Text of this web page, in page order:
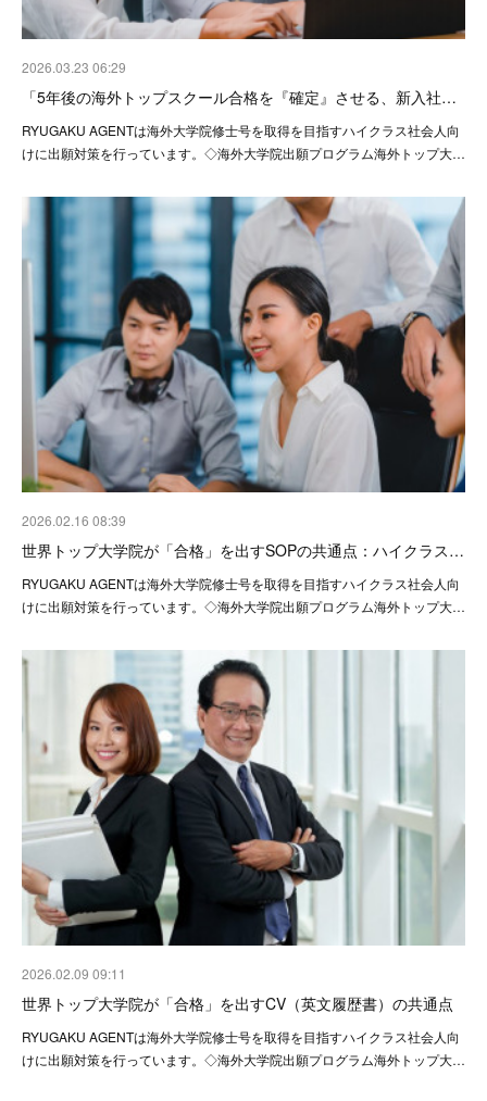
2026.03.23 06:29
「5年後の海外トップスクール合格を『確定』させる、新入社…
RYUGAKU AGENTは海外大学院修士号を取得を目指すハイクラス社会人向
けに出願対策を行っています。◇海外大学院出願プログラム海外トップ大…
2026.02.16 08:39
世界トップ大学院が「合格」を出すSOPの共通点：ハイクラス…
RYUGAKU AGENTは海外大学院修士号を取得を目指すハイクラス社会人向
けに出願対策を行っています。◇海外大学院出願プログラム海外トップ大…
2026.02.09 09:11
世界トップ大学院が「合格」を出すCV（英文履歴書）の共通点
RYUGAKU AGENTは海外大学院修士号を取得を目指すハイクラス社会人向
けに出願対策を行っています。◇海外大学院出願プログラム海外トップ大…